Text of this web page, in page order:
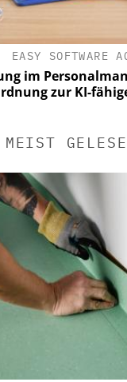
EASY SOFTWARE
im
zur KI-
MEIST